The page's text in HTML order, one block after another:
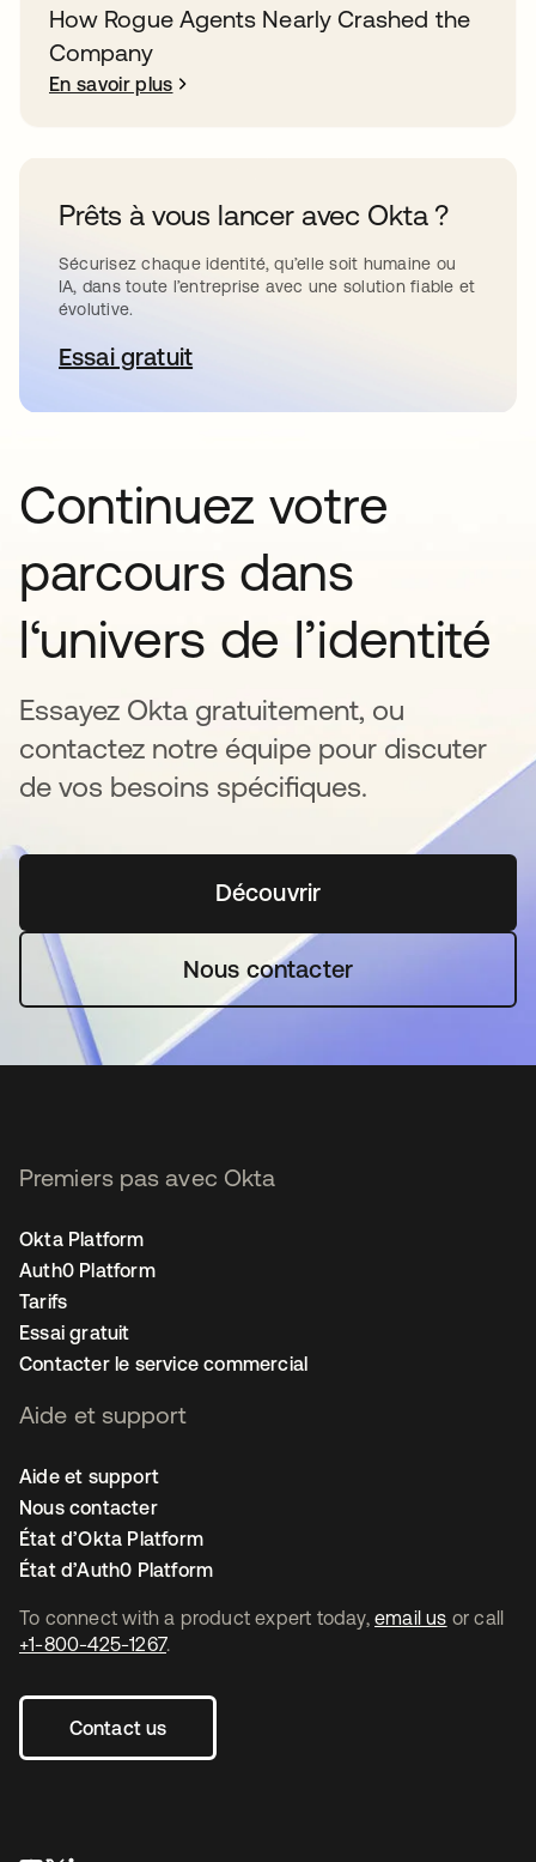
How Rogue Agents Nearly Crashed the
Company
En savoir plus
Prêts à vous lancer avec Okta ?
Sécurisez chaque identité, qu’elle soit humaine ou
IA, dans toute l’entreprise avec une solution fiable et
évolutive.
Essai gratuits’ouvre dans un nouvel onglet
Continuez votre
parcours dans
l‘univers de l’identité
Essayez Okta gratuitement, ou
contactez notre équipe pour discuter
de vos besoins spécifiques.
Découvrirs’ouvre dans un nouvel
Nous contacter
To connect with a product expert today, email us or call
+1-800-425-1267.
Contact us
Premiers pas avec Okta
Okta Platform
Auth0 Platform
Tarifs
Essai gratuit
Contacter le service commercial
Aide et support
Aide et support
Nous contacter
État d’Okta Platform
État d’Auth0 Platform